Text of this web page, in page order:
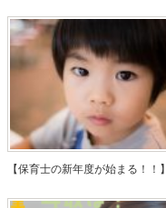
【保育士の新年度が始まる！！】